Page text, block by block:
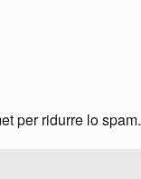
per ridurre lo spam.